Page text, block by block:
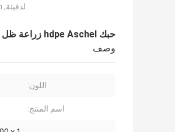
لدفيئة, 30gsm-300gsm
حبك hdpe Aschel زراعة ظل شبكة لدفيئة, 30gsm-300gsm
وصف
اللون:
اسم المنتج: